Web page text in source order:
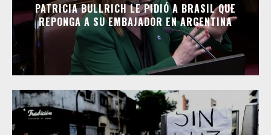
PATRICIA BULLRICH LE PIDIÓ A BRASIL QUE
REPONGA A SU EMBAJADOR EN ARGENTINA